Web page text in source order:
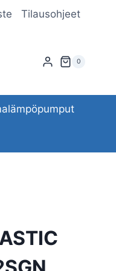
Tilausohjeet
0